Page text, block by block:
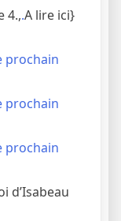
4.,.A lire ici}
prochain
prochain
prochain
d’Isabeau